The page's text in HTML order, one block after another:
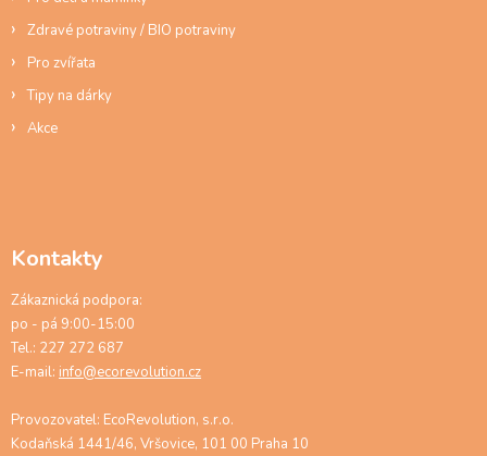
Zdravé potraviny / BIO potraviny
Pro zvířata
Tipy na dárky
Akce
Kontakty
Zákaznická podpora:
po - pá 9:00-15:00
Tel.: 227 272 687
E-mail: info@ecorevolution.cz
Provozovatel: EcoRevolution, s.r.o.
Kodaňská 1441/46, Vršovice, 101 00 Praha 10